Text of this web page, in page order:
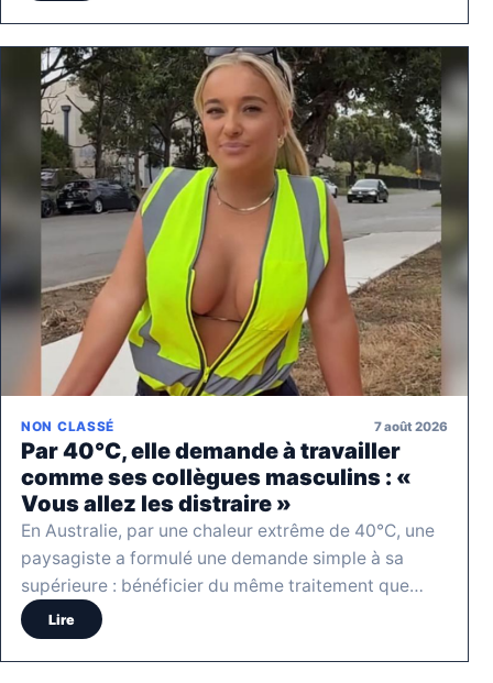
NON CLASSÉ 7 août 2026
Par 40°C, elle demande à travailler
comme ses collègues masculins : «
Vous allez les distraire »
En Australie, par une chaleur extrême de 40°C, une
paysagiste a formulé une demande simple à sa
supérieure : bénéficier du même traitement que…
Lire